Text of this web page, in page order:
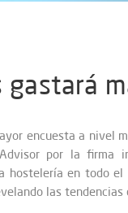
gastará
encuesta a nivel
por la firma
en todo el
las